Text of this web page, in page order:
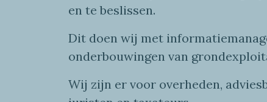
en te beslissen.
Dit doen wij met informatie
onderbouwingen van
Wij zijn er voor overheden,